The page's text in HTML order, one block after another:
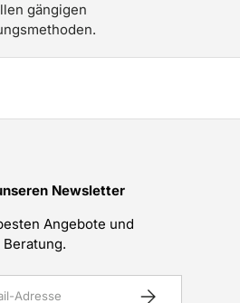
gängigen
Newsletter
Angebote und
Abonnieren